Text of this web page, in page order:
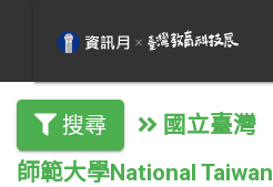
搜尋
國立臺灣
師範大學National Taiwan